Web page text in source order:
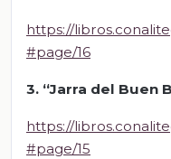
https://
#page/16
3. “Jarra del Buen
https://
#page/15